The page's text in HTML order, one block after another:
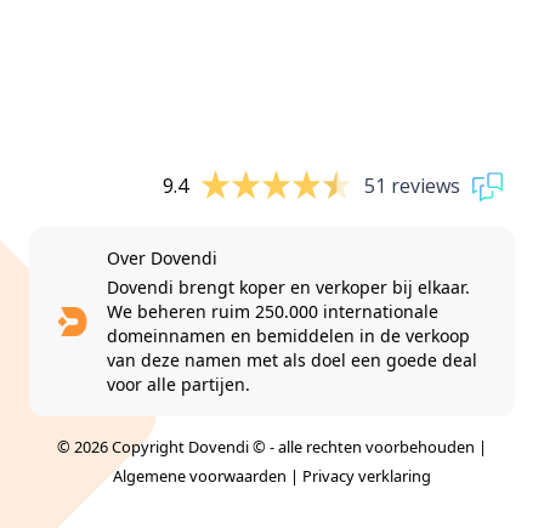
9.4 51 reviews
Over Dovendi
Dovendi brengt koper en verkoper bij elkaar.
We beheren ruim 250.000 internationale
domeinnamen en bemiddelen in de verkoop
van deze namen met als doel een goede deal
voor alle partijen.
© 2026 Copyright Dovendi © - alle rechten voorbehouden |
Algemene voorwaarden | Privacy verklaring